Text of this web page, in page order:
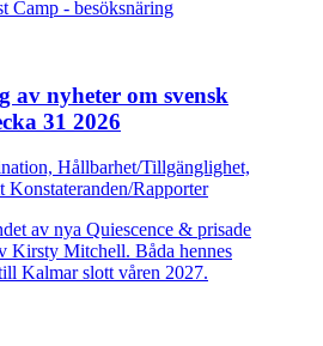
av nyheter om svensk
31 2026
Hållbarhet/Tillgänglighet,
Konstateranden/Rapporter